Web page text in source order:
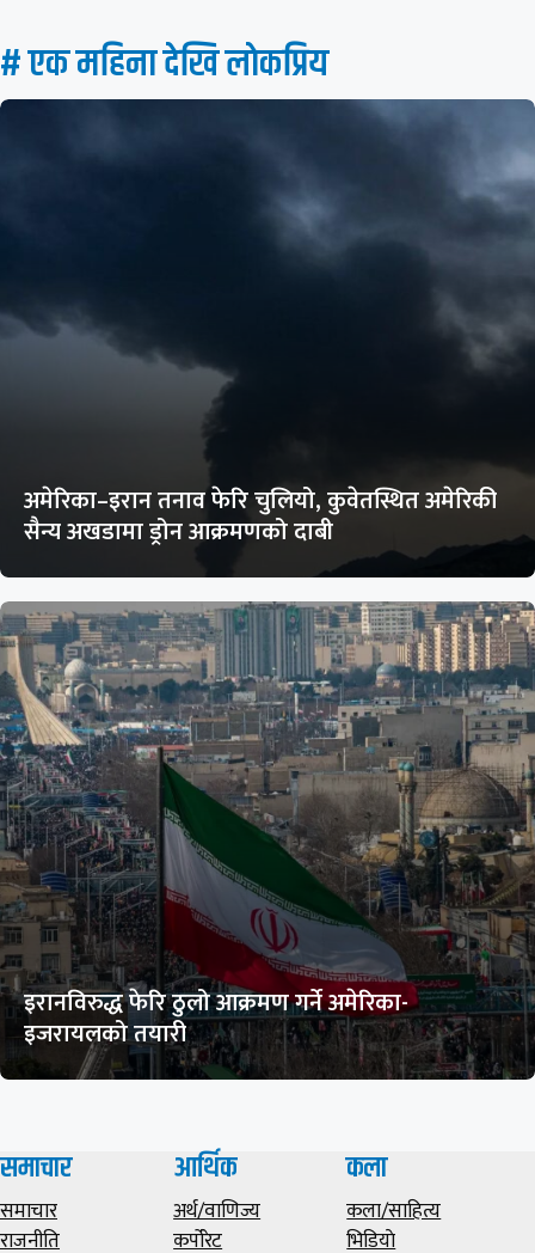
# एक महिना देखि लाेकप्रिय
अमेरिका–इरान तनाव फेरि चुलियो, कुवेतस्थित अमेरिकी
सैन्य अखडामा ड्रोन आक्रमणको दाबी
इरानविरुद्ध फेरि ठुलो आक्रमण गर्ने अमेरिका-
इजरायलको तयारी
समाचार
समाचार
राजनीति
आर्थिक
अर्थ/वाणिज्य
कर्पोरेट
कला
कला/साहित्य
भिडियाे